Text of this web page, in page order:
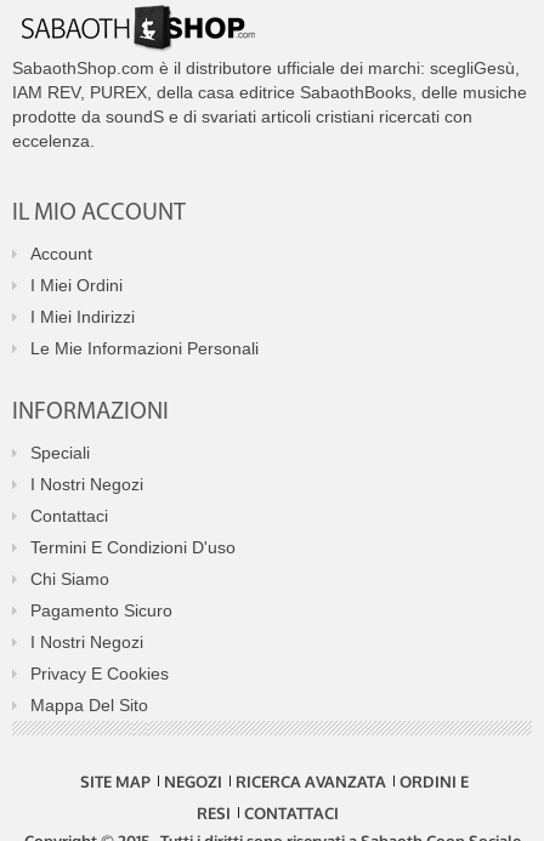
SabaothShop.com è il distributore ufficiale dei marchi: scegliGesù,
IAM REV, PUREX, della casa editrice SabaothBooks, delle musiche
prodotte da soundS e di svariati articoli cristiani ricercati con
eccelenza.
IL MIO ACCOUNT
Account
I Miei Ordini
I Miei Indirizzi
Le Mie Informazioni Personali
INFORMAZIONI
Speciali
I Nostri Negozi
Contattaci
Termini E Condizioni D'uso
Chi Siamo
Pagamento Sicuro
I Nostri Negozi
Privacy E Cookies
Mappa Del Sito
SITE MAP NEGOZI RICERCA AVANZATA
ORDINI E
RESI
CONTATTACI